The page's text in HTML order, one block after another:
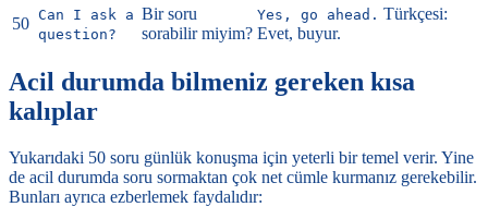
50 Can I ask a
question?
Bir soru
sorabilir miyim?
Yes, go ahead. Türkçesi:
Evet, buyur.
Acil durumda bilmeniz gereken kısa
kalıplar
Yukarıdaki 50 soru günlük konuşma için yeterli bir temel verir. Yine
de acil durumda soru sormaktan çok net cümle kurmanız gerekebilir.
Bunları ayrıca ezberlemek faydalıdır: